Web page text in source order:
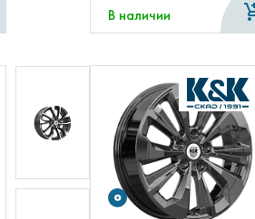
В наличии